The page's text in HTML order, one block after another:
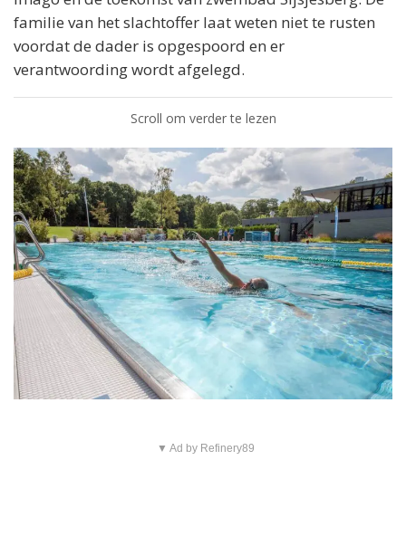
familie van het slachtoffer laat weten niet te rusten
voordat de dader is opgespoord en er
verantwoording wordt afgelegd.
Scroll om verder te lezen
▼ Ad by Refinery89